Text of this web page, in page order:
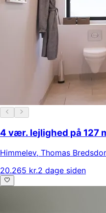
4 vær. lejlighed på 127
Himmelev, Thomas
20.265 kr.2 dage siden